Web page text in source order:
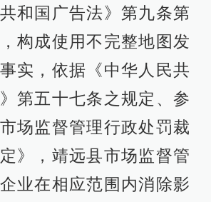
共和国广告法》第九条第
构成使用不完整地图发
实，依据《中华人民共
第五十七条之规定、参
场监督管理行政处罚裁
》，靖远县市场监督管
业在相应范围内消除影